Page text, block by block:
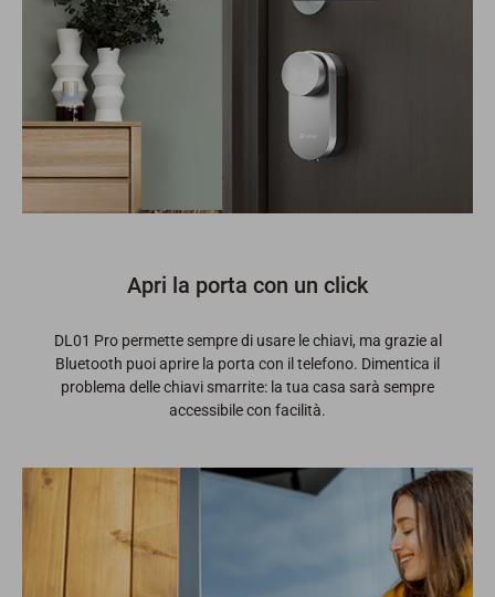
Apri la porta con un click
DL01 Pro permette sempre di usare le chiavi, ma grazie al
Bluetooth puoi aprire la porta con il telefono. Dimentica il
problema delle chiavi smarrite: la tua casa sarà sempre
accessibile con facilità.